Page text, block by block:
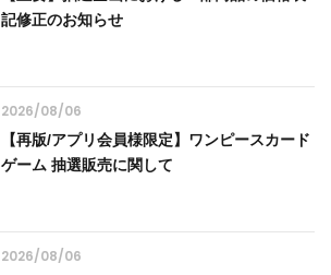
記修正のお知らせ
2026/08/06
【再版/アプリ会員様限定】ワンピースカード
ゲーム 抽選販売に関して
2026/08/06